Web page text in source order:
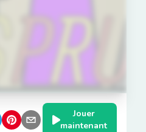
Jouer
maintenant